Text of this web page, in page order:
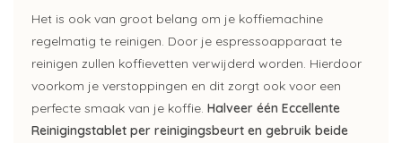
Het is ook van groot belang om je koffiemachine
regelmatig te reinigen. Door je espressoapparaat te
reinigen zullen koffievetten verwijderd worden. Hierdoor
voorkom je verstoppingen en dit zorgt ook voor een
perfecte smaak van je koffie. Halveer één Eccellente
Reinigingstablet per reinigingsbeurt en gebruik beide